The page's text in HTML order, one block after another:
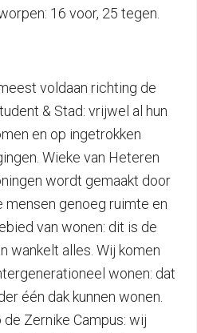
16 voor, 25 tegen.
voldaan richting de
& Stad: vrijwel al hun
en op ingetrokken
Wieke van Heteren
wordt gemaakt door
mensen genoeg ruimte en
van wonen: dit is de
wankelt alles. Wij komen
wonen: dat
één dak kunnen wonen.
Zernike Campus: wij